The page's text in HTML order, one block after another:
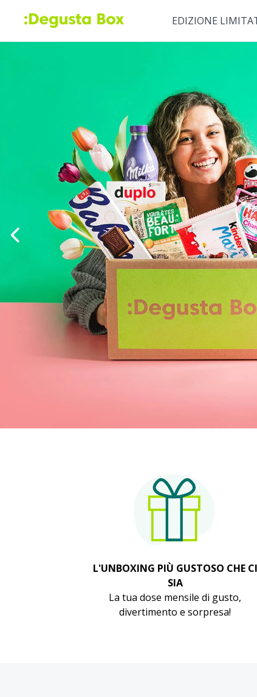
EDIZIONE
L'UNBOXING PIÙ GUSTOSO CHE CI
SIA
La tua dose mensile di gusto,
divertimento e sorpresa!